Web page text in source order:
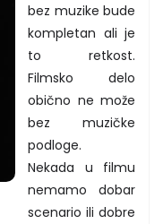
bez muzike bude
kompletan ali je
to retkost.
Filmsko delo
obično ne može
bez muzičke
podloge.
Nekada u filmu
nemamo dobar
scenario ili dobre